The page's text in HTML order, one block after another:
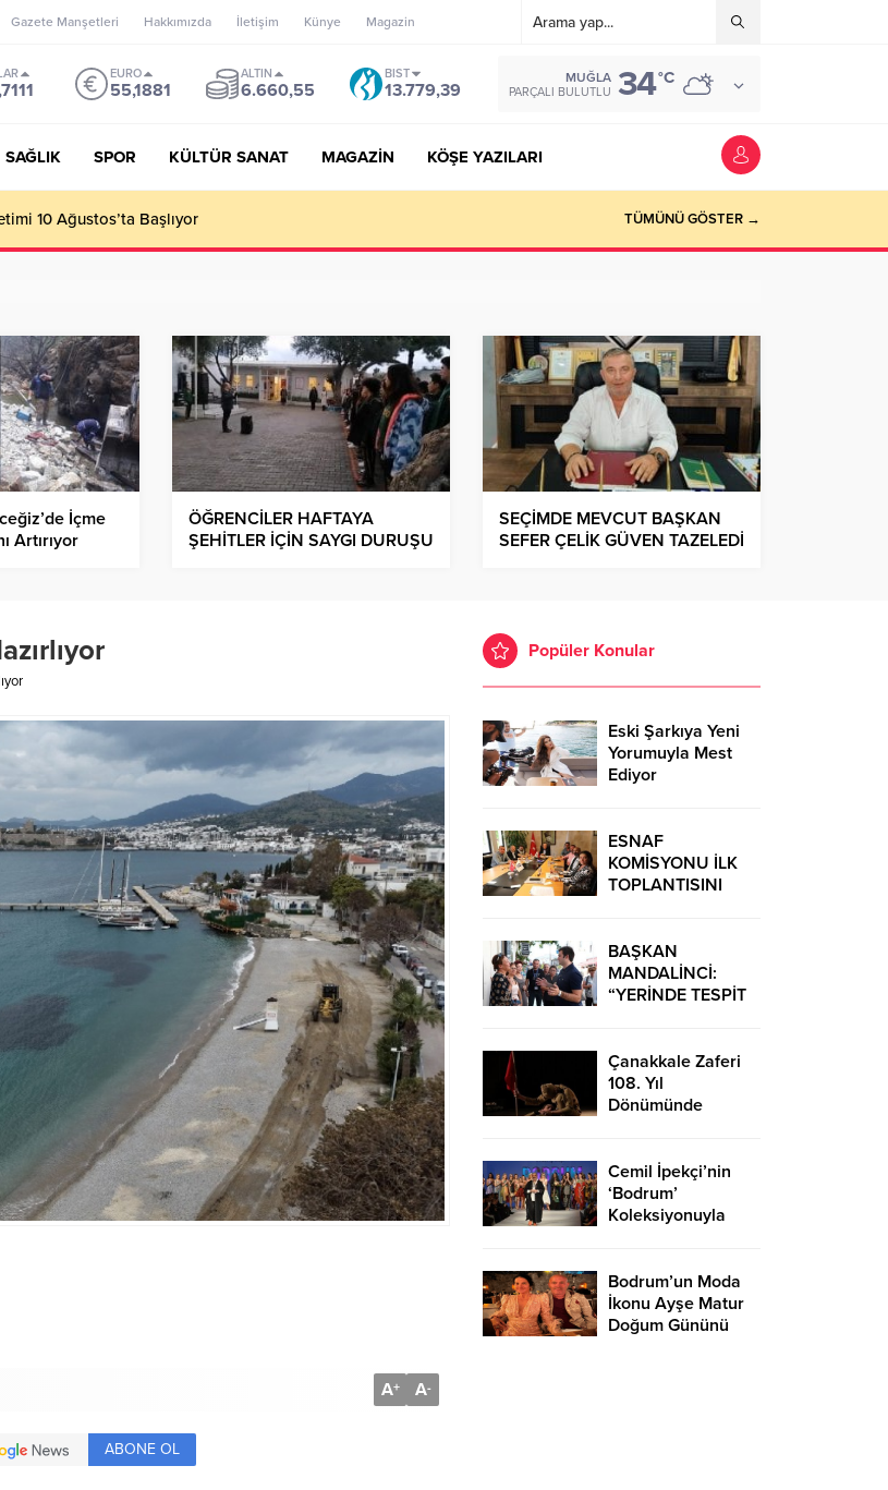
Gazete Manşetleri Hakkımızda İletişim Künye Magazin
EURO
55,1881
ALTIN
6.660,55
BIST
13.779,39
MUĞLA
PARÇALI BULUTLU 34°C
SAĞLIK SPOR KÜLTÜR SANAT MAGAZİN KÖŞE YAZILARI
mottosu, vizyonu; genç oyuncuları parlatıp onlara kariyer kazandırmak” TÜMÜNÜ GÖSTER →
İçme
Artırıyor
ÖĞRENCİLER HAFTAYA
ŞEHİTLER İÇİN SAYGI DURUŞU
SEÇİMDE MEVCUT BAŞKAN
SEFER ÇELİK GÜVEN TAZELEDİ
A+ A-
ABONE OL
Popüler Konular
Eski Şarkıya Yeni
Yorumuyla Mest
Ediyor
ESNAF
KOMİSYONU İLK
TOPLANTISINI
BAŞKAN
MANDALİNCİ:
“YERİNDE TESPİT
ÜRETİYORUZ”
Çanakkale Zaferi
108. Yıl
Dönümünde
Kutlandı
Cemil İpekçi’nin
‘Bodrum’
Koleksiyonuyla
Bodrum’un Moda
İkonu Ayşe Matur
Doğum Gününü